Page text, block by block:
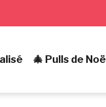
🎄 Pulls de Noël